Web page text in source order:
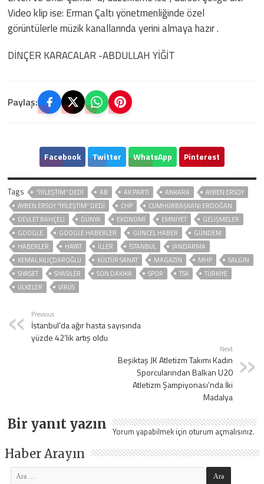
Video klip ise: Erman Çaltı yönetmenliğinde özel
görüntülerle müzik kanallarında yerini almaya hazır .
DİNÇER KARACALAR -ABDULLAH YİĞİT
Paylaş:
Facebook Twitter WhatsApp Pinterest
Tags ’’İYILEŞTIM’’ DEDI AB AK PARTİ ANKARA
AYBEN ERSOY
AYBEN ERSOY ’’İYILEŞTIM’’ DEDI
CHP
CUMHURBAŞKANI ERDOĞAN
DEVLET BAHÇELİ
DÜNYA EKONOMİ EMNİYET
GELIŞMELER
GOOGLE
GOOGLE HABERLER GÜNCEL HABER
GÜNDEM
HABERLER
HAYAT İLLER ISTANBUL
JANDARMA
KEMAL KILIÇDAROĞLU
KÜLTÜR SANAT MAGAZİN MHP
SALGIN
SİYASET
SİYASİLER SON DAKIKA SPOR TSK
TÜRKİYE
ÜLKELER
VIRÜS
Previous
İstanbul’da ağır hasta sayısında
yüzde 42’lik artış oldu
Next
Beşiktaş JK Atletizm Takımı Kadın
Sporcularından Balkan U20
Atletizm Şampiyonası’nda İki
Madalya
Bir yanıt yazın Yorum yapabilmek için oturum açmalısınız.
Haber Arayın